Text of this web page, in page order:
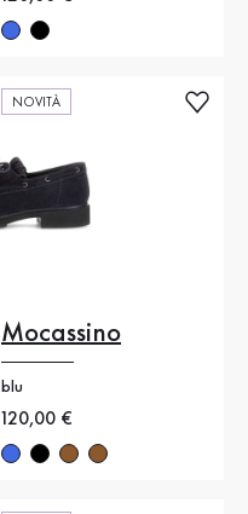
NOVITÀ
Mocassino
blu
Nuovo prezzo
120,00 €